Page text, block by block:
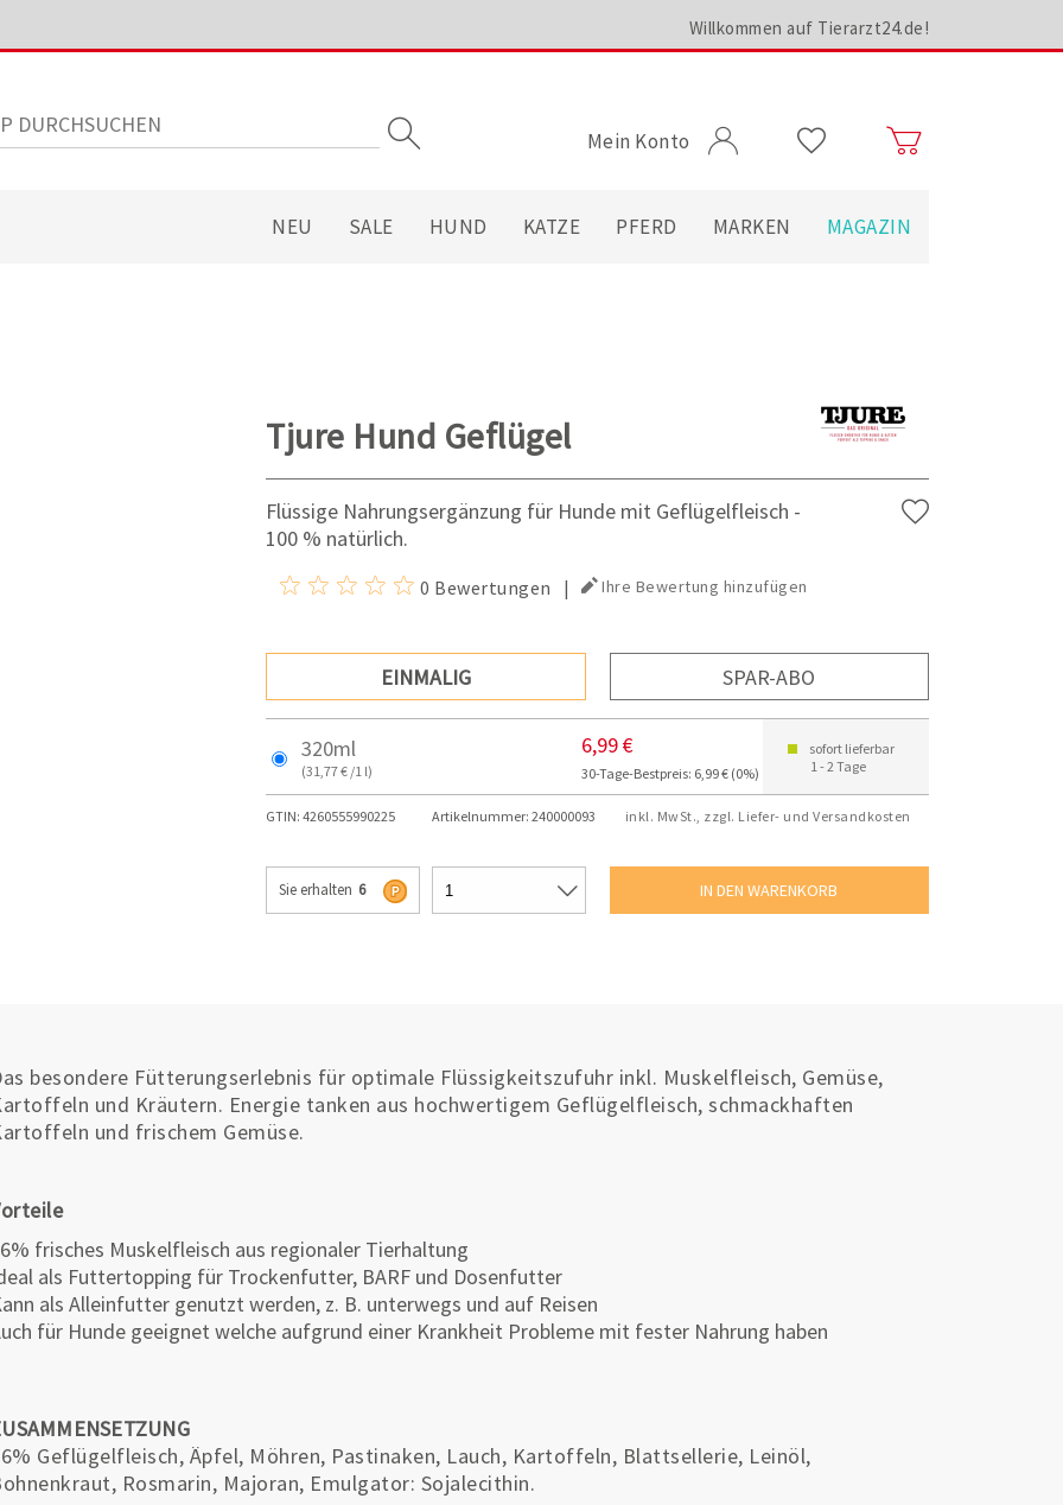
Willkommen auf Tierarzt24.de!
Mein Konto
NEU SALE HUND KATZE PFERD MARKEN MAGAZIN
Tjure Hund Geflügel
Flüssige Nahrungsergänzung für Hunde mit Geflügelfleisch -
100 % natürlich.
0 Bewertungen | Ihre Bewertung hinzufügen
EINMALIG SPAR-ABO
320ml
(31,77 € /1 l)
6,99 €
30-Tage-Bestpreis: 6,99 € (0%)
sofort lieferbar
1 - 2 Tage
GTIN: 4260555990225 Artikelnummer: 240000093 inkl. MwSt., zzgl. Liefer- und Versandkosten
Sie erhalten 6
besondere Fütterungserlebnis für optimale Flüssigkeitszufuhr inkl. Muskelfleisch, Gemüse,
und Kräutern. Energie tanken aus hochwertigem Geflügelfleisch, schmackhaften
und frischem Gemüse.
frisches Muskelfleisch aus regionaler Tierhaltung
als Futtertopping für Trockenfutter, BARF und Dosenfutter
als Alleinfutter genutzt werden, z. B. unterwegs und auf Reisen
für Hunde geeignet welche aufgrund einer Krankheit Probleme mit fester Nahrung haben
Geflügelfleisch, Äpfel, Möhren, Pastinaken, Lauch, Kartoffeln, Blattsellerie, Leinöl,
Rosmarin, Majoran, Emulgator: Sojalecithin.